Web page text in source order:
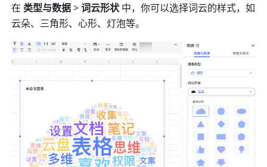
在 类型与数据 > 词云形状 中，你可以选择词云的样式，如
云朵、三角形、心形、灯泡等。